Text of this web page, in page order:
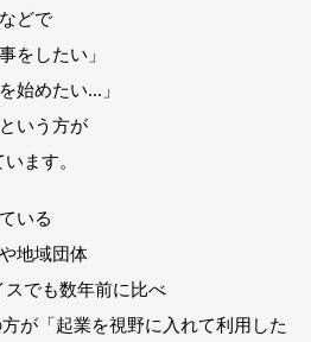
どで
をしたい」
始めたい…」
いう方が
ます。
いる
地域団体
スでも数年前に比べ
が「起業を視野に入れて利用した